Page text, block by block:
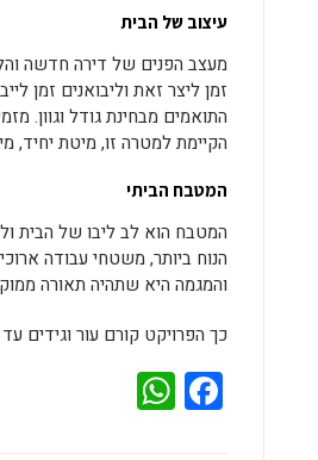
עיצוב של הבית
מעצב הפנים של דירה חדשה
זמן ליצר זאת וליבואנים זמן
התואמים מבחינת גודל וגוון.
הקיימת למטרה זו, מיטת יחיד,
המטבח הביתי
המטבח הוא לב ליבו של הבית
הנוח ביותר, משטחי עבודה
והמגמה היא שתהיה תאורה
כך הפרויקט קורם עור וגידים
Facebook